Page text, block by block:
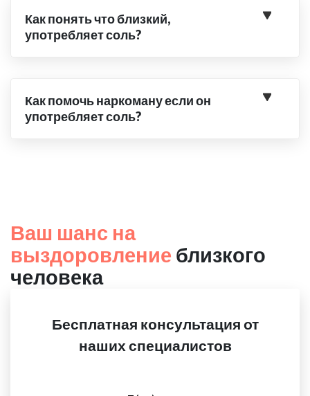
Как понять что близкий,
употребляет соль?
Как помочь наркоману если он
употребляет соль?
Ваш шанс на
выздоровление близкого
человека
Бесплатная консультация от
наших специалистов